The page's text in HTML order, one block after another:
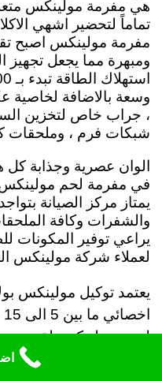
هي مفرمة مولينكس
تماماً لتحضير اشهي
مفرمة مولينكس اصبح
ومبهرة مما يجعل تجهيز
وسعة بالاضافة لخاصية
شبكات فرم ، وملحقات
الوان عصرية وجذابة
يمتاز مركز الصيانة
والشفرات وكافة
يراعي توفير المكونات
لعملاء شركة مولينكس
لحوم مولينكس لقد تم
مراعاة الدقة والسرعة